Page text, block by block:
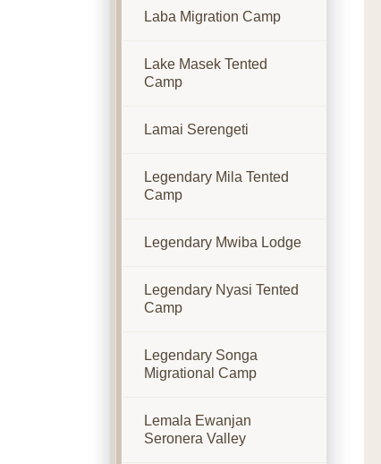
Laba Migration Camp
Lake Masek Tented
Camp
Lamai Serengeti
Legendary Mila Tented
Camp
Legendary Mwiba Lodge
Legendary Nyasi Tented
Camp
Legendary Songa
Migrational Camp
Lemala Ewanjan
Seronera Valley